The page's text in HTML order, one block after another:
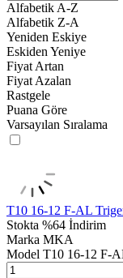
Alfabetik A-Z
Alfabetik Z-A
Yeniden Eskiye
Eskiden Yeniye
Fiyat Artan
Fiyat Azalan
Rastgele
Puana Göre
Varsayılan Sıralama
T10 16-12 F-AL
Stokta %64 İndirim
Marka MKA
Model T10 16-12 F-